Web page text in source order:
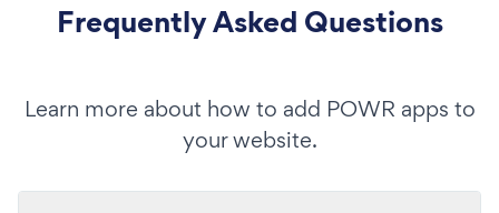
Frequently Asked Questions
Learn more about how to add POWR apps to
your website.